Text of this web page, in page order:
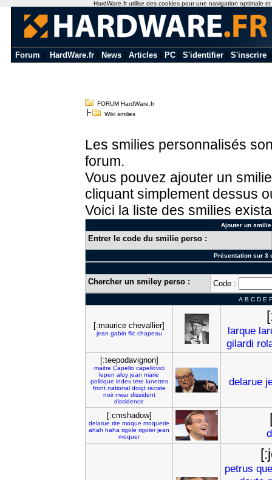
Forum HardWare.fr News Articles PC S'identifier S'inscrire
FORUM HardWare.fr
Wiki smilies
Les smilies personnalisés
forum.
Vous pouvez ajouter un
cliquant simplement dessus
Voici la liste des smilies
Ajouter un
Entrer le code du smilie perso :
Présentation sur 3
Chercher un smiley perso : Code :
A B C D E F
[:maurice chevallier]
jean gabin flic chapeau larque
gilardi
[:teepodavignon]
maitre Capello capellovici
lepen aloy jean marie
politique index tete lunettes
front national doigt raciste
noir nwar dissident
dissidence
delarue
[:cmshadow]
delarue rire moque moquerie
ahah haha rigole rigoler jean
moquer
petrus
HardWare.fr utilise des cookies pour une navigation optimale